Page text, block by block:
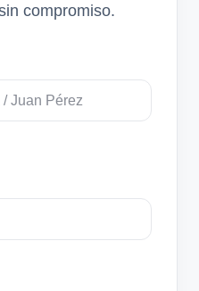
compromiso.